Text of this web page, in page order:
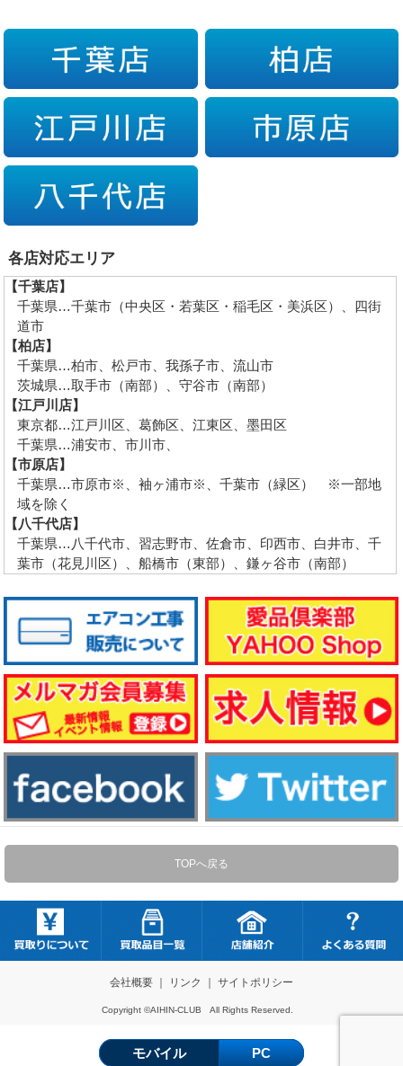
各店対応エリア
【千葉店】
千葉県…千葉市（中央区・若葉区・稲毛区・美浜区）、四街
道市
【柏店】
千葉県…柏市、松戸市、我孫子市、流山市
茨城県…取手市（南部）、守谷市（南部）
【江戸川店】
東京都…江戸川区、葛飾区、江東区、墨田区
千葉県…浦安市、市川市、
【市原店】
千葉県…市原市※、袖ヶ浦市※、千葉市（緑区） ※一部地
域を除く
【八千代店】
千葉県…八千代市、習志野市、佐倉市、印西市、白井市、千
葉市（花見川区）、船橋市（東部）、鎌ヶ谷市（南部）
TOPへ戻る
会社概要｜ リンク サイトポリシー
Copyright ©AIHIN-CLUB All Rights Reserved.
モバイル PC